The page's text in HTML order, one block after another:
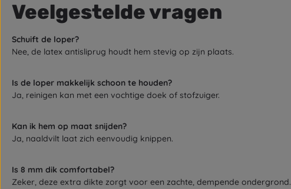
Veelgestelde vragen
Schuift de loper?
Nee, de latex antisliprug houdt hem stevig op zijn plaats.
Is de loper makkelijk schoon te houden?
Ja, reinigen kan met een vochtige doek of stofzuiger.
Kan ik hem op maat snijden?
Ja, naaldvilt laat zich eenvoudig knippen.
Is 8 mm dik comfortabel?
Zeker, deze extra dikte zorgt voor een zachte, dempende ondergrond.